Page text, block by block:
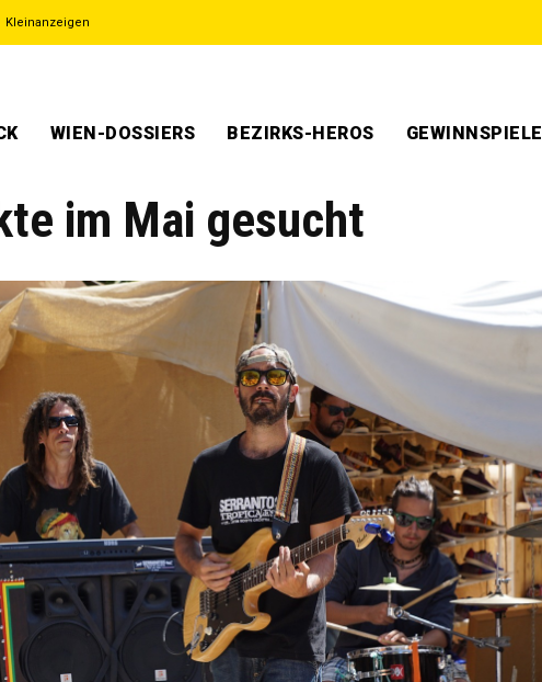
Kleinanzeigen
WIEN-DOSSIERS BEZIRKS-HEROS GEWINNSPIELE
im Mai gesucht